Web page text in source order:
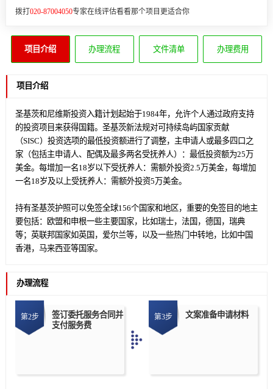
拨打 020-87004050专家在线评估看看那个项目更适合你
项目介绍 办理流程 文件清单 办理费用
项目介绍
圣基茨和尼维斯投资入籍计划起始于1984年，允许个人通过政府支持
的投资项目来获得国籍。圣基茨新法规对可持续岛屿国家贡献
（SISC）投资选项的最低投资额进行了调整，主申请人或最多四口之
家（包括主申请人、配偶及最多两名受抚养人）：最低投资额为25万
美金。每增加一名18岁以下受抚养人：需额外投资2.5万美金，每增加
一名18岁及以上受抚养人：需额外投资5万美金。
持有圣基茨护照可以免签全球156个国家和地区，重要的免签目的地主
要包括：欧盟和申根一些主要国家，比如瑞士，法国，德国，瑞典
等；英联邦国家如英国，爱尔兰等，以及一些热门中转地，比如中国
香港，马来西亚等国家。
办理流程
第2步
签订委托服务合同并
支付服务费
第3步 文案准备申请材料